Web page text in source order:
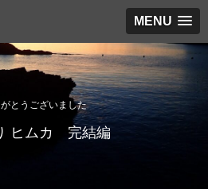
MENU
がとうございました
ヒムカ 完結編